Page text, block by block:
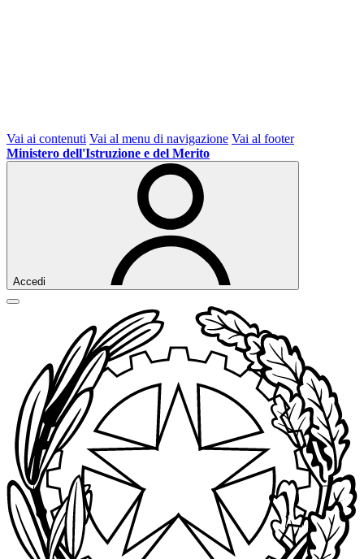
Vai ai contenuti Vai al menu di navigazione Vai al footer
Ministero dell'Istruzione e del Merito
Accedi